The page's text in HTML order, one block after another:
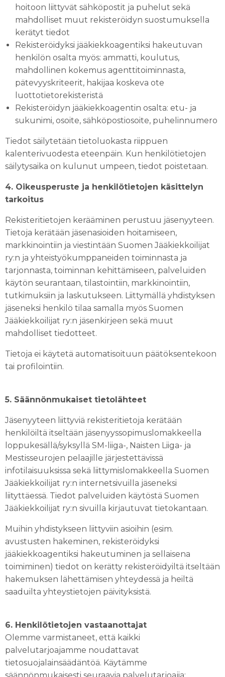
hoitoon liittyvät sähköpostit ja puhelut sekä
mahdolliset muut rekisteröidyn suostumuksella
kerätyt tiedot
Rekisteröidyksi jääkiekkoagentiksi hakeutuvan
henkilön osalta myös: ammatti, koulutus,
mahdollinen kokemus agenttitoiminnasta,
pätevyyskriteerit, hakijaa koskeva ote
luottotietorekisteristä
Rekisteröidyn jääkiekkoagentin osalta: etu- ja
sukunimi, osoite, sähköpostiosoite, puhelinnumero
Tiedot säilytetään tietoluokasta riippuen
kalenterivuodesta eteenpäin. Kun henkilötietojen
säilytysaika on kulunut umpeen, tiedot poistetaan.
4. Oikeusperuste ja henkilötietojen käsittelyn
tarkoitus
Rekisteritietojen kerääminen perustuu jäsenyyteen.
Tietoja kerätään jäsenasioiden hoitamiseen,
markkinointiin ja viestintään Suomen Jääkiekkoilijat
ry:n ja yhteistyökumppaneiden toiminnasta ja
tarjonnasta, toiminnan kehittämiseen, palveluiden
käytön seurantaan, tilastointiin, markkinointiin,
tutkimuksiin ja laskutukseen. Liittymällä yhdistyksen
jäseneksi henkilö tilaa samalla myös Suomen
Jääkiekkoilijat ry:n jäsenkirjeen sekä muut
mahdolliset tiedotteet.
Tietoja ei käytetä automatisoituun päätöksentekoon
tai profilointiin.
5. Säännönmukaiset tietolähteet
Jäsenyyteen liittyviä rekisteritietoja kerätään
henkilöiltä itseltään jäsenyyssopimuslomakkeella
loppukesällä/syksyllä SM-liiga-, Naisten Liiga- ja
Mestisseurojen pelaajille järjestettävissä
infotilaisuuksissa sekä liittymislomakkeella Suomen
Jääkiekkoilijat ry:n internetsivuilla jäseneksi
liityttäessä. Tiedot palveluiden käytöstä Suomen
Jääkiekkoilijat ry:n sivuilla kirjautuvat tietokantaan.
Muihin yhdistykseen liittyviin asioihin (esim.
avustusten hakeminen, rekisteröidyksi
jääkiekkoagentiksi hakeutuminen ja sellaisena
toimiminen) tiedot on kerätty rekisteröidyiltä itseltään
hakemuksen lähettämisen yhteydessä ja heiltä
saaduilta yhteystietojen päivityksistä.
6. Henkilötietojen vastaanottajat
Olemme varmistaneet, että kaikki
palvelutarjoajamme noudattavat
tietosuojalainsäädäntöä. Käytämme
säännönmukaisesti seuraavia palvelutarjoajia: